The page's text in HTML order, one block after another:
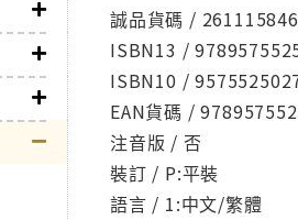
誠品貨碼 /
ISBN13 /
ISBN10 /
EAN貨碼 /
注音版 / 否
裝訂 / P:平裝
語言 / 1:中文/繁體